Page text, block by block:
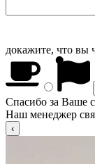
докажите, что вы
Спасибо за Ваше
Наш менеджер